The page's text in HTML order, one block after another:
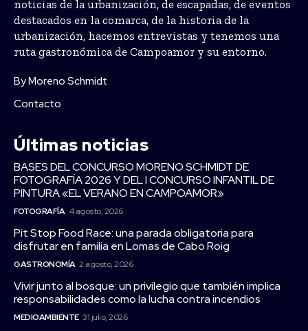
noticias de la urbanización, de escapadas, de eventos
destacados en la comarca, de la historia de la
urbanización, hacemos entrevistas y tenemos una
ruta gastronómica de Campoamor y su entorno.
By Moreno Schmidt
Contacto
Últimas noticias
BASES DEL CONCURSO MORENO SCHMIDT DE
FOTOGRAFÍA 2026 Y DEL I CONCURSO INFANTIL DE
PINTURA «EL VERANO EN CAMPOAMOR»
FOTOGRAFÍA 4 agosto, 2026
Pit Stop Food Race: una parada obligatoria para
disfrutar en familia en Lomas de Cabo Roig
GASTRONOMÍA 2 agosto, 2026
Vivir junto al bosque: un privilegio que también implica
responsabilidades como la lucha contra incendios
MEDIOAMBIENTE 31 julio, 2026